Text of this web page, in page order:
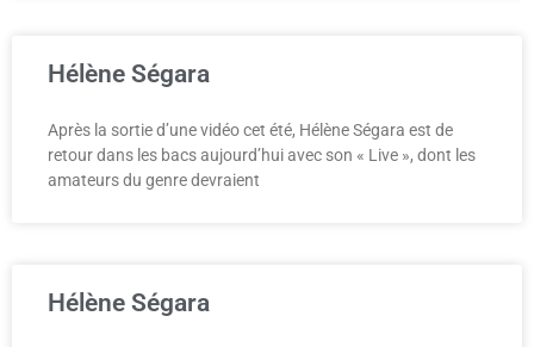
Hélène Ségara
Après la sortie d’une vidéo cet été, Hélène Ségara est de
retour dans les bacs aujourd’hui avec son « Live », dont les
amateurs du genre devraient
Hélène Ségara